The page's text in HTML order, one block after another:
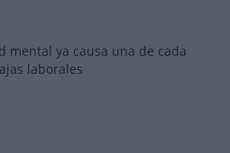
mental ya causa una de cada
laborales